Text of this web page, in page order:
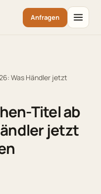
Anfragen
Was Händler jetzt
Titel ab
jetzt